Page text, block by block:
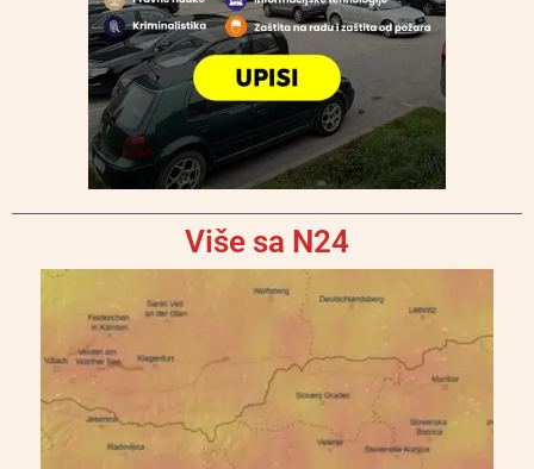
Više sa N24